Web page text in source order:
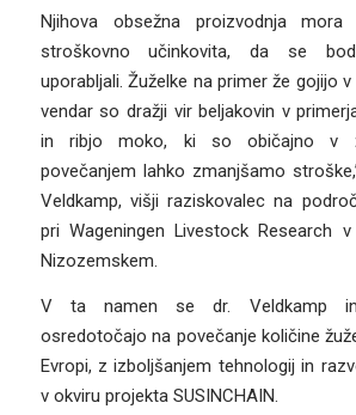
Njihova obsežna proizvodnja
stroškovno učinkovita, da se
uporabljali. Žuželke na primer že gojijo
vendar so dražji vir beljakovin v
in ribjo moko, ki so običajno v
povečanjem lahko zmanjšamo
Veldkamp, ​​višji raziskovalec na
pri Wageningen Livestock Research
Nizozemskem.
V ta namen se dr. Veldkamp
osredotočajo na povečanje količine
Evropi, z izboljšanjem tehnologij in
v okviru projekta SUSINCHAIN.